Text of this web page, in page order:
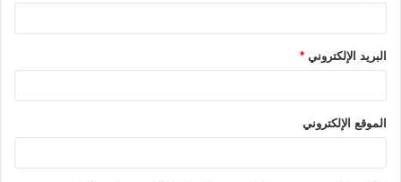
البريد الإلكتروني *
الموقع الإلكتروني